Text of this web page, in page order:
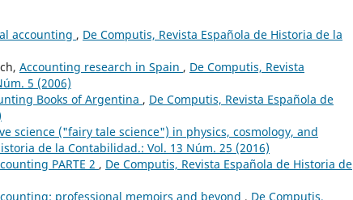
accounting , De Computis, Revista Española de Historia de la
Accounting research in Spain , De Computis, Revista
5 (2006)
Books of Argentina , De Computis, Revista Española de
science ("fairy tale science") in physics, cosmology, and
de la Contabilidad.: Vol. 13 Núm. 25 (2016)
PARTE 2 , De Computis, Revista Española de Historia de
professional memoirs and beyond , De Computis,